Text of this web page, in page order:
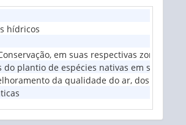
hídricos
em suas respectivas zonas de
plantio de espécies nativas em sistema
da qualidade do ar, dos